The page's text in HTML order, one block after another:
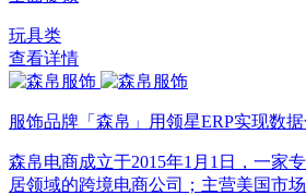
玩具类
查看详情
服饰品牌「森帛」用领星ERP实现数
森帛电商成立于2015年1月1日，一家
居领域的跨境电商公司；主营美国市场